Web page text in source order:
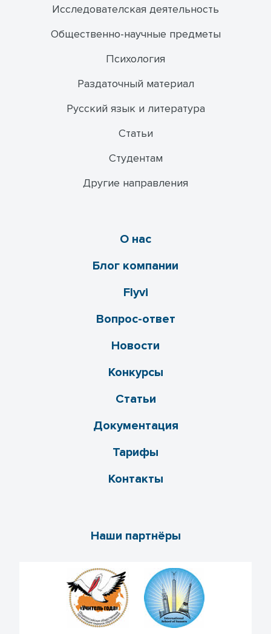
Исследователская деятельность
Общественно-научные предметы
Психология
Раздаточный материал
Русский язык и литература
Статьи
Студентам
Другие направления
О нас
Блог компании
Flyvi
Вопрос-ответ
Новости
Конкурсы
Статьи
Документация
Тарифы
Контакты
Наши партнёры